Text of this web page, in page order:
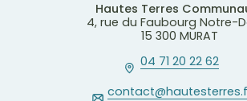
Hautes Terres
4, rue du Faubourg Notre-
15 300 MURAT
04 71 20 22 62